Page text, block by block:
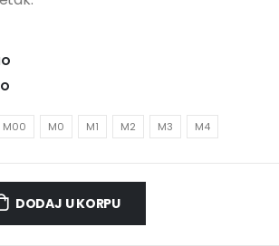
M00 M0 M1 M2 M3 M4
DODAJ U KORPU